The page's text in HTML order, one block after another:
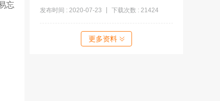
忘
发布时间 : 2020-07-23 下载次数 : 21424
更多资料